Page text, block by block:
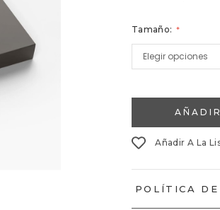
Tamaño:
Añadir A La
POLÍTICA DE